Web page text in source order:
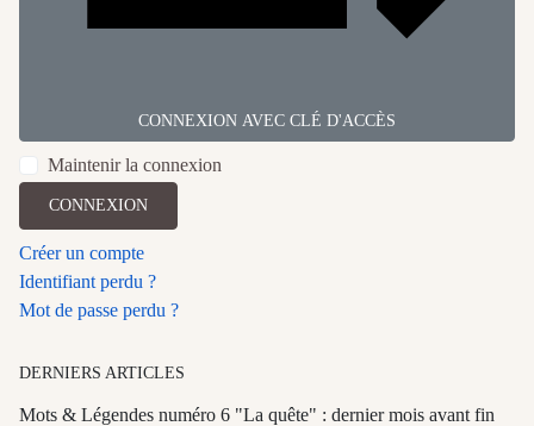
CONNEXION AVEC CLÉ D'ACCÈS
Maintenir la connexion
CONNEXION
Créer un compte
Identifiant perdu ?
Mot de passe perdu ?
DERNIERS ARTICLES
Mots & Légendes numéro 6 "La quête" : dernier mois avant fin